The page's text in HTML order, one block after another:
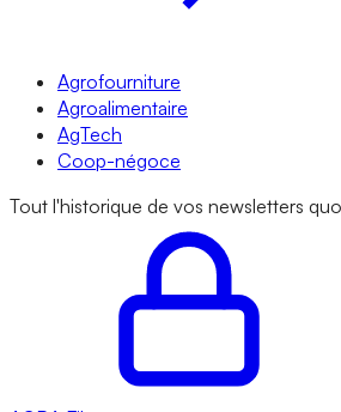
Agrofourniture
Agroalimentaire
AgTech
Coop-négoce
Tout l'historique de vos newsletters